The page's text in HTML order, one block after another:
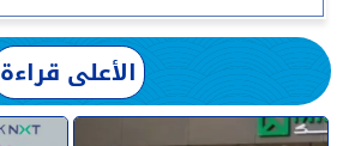
الأعلى قراءة